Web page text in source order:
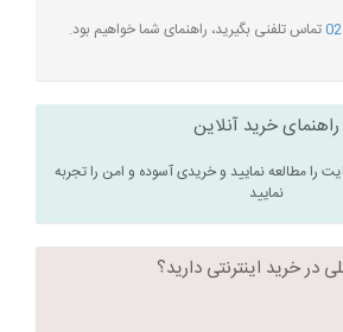
تماس تلفنی بگیرید، راهنمای شما خواهیم بود.
راهنمای خرید آنلاین
را مطالعه نمایید و خریدی آسوده و امن را تجربه
نمایید
در خرید اینترنتی دارید؟